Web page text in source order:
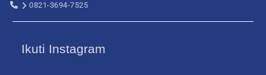
0821-3694-7525
Ikuti Instagram